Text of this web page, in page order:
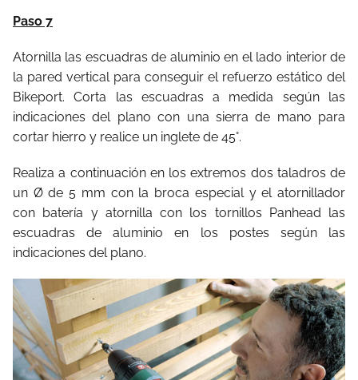
Paso 7
Atornilla las escuadras de aluminio en el lado interior de
la pared vertical para conseguir el refuerzo estático del
Bikeport. Corta las escuadras a medida según las
indicaciones del plano con una sierra de mano para
cortar hierro y realice un inglete de 45°.
Realiza a continuación en los extremos dos taladros de
un Ø de 5 mm con la broca especial y el atornillador
con batería y atornilla con los tornillos Panhead las
escuadras de aluminio en los postes según las
indicaciones del plano.